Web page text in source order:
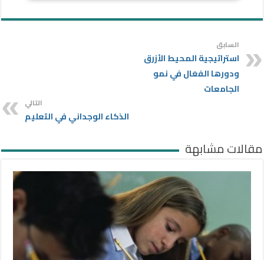
السابق
استراتيجية المحيط الأزرق
ودورها الفعَال في نمو
الجامعات
التالي
الذكاء الوجداني في التعليم
مقالات مشابهة